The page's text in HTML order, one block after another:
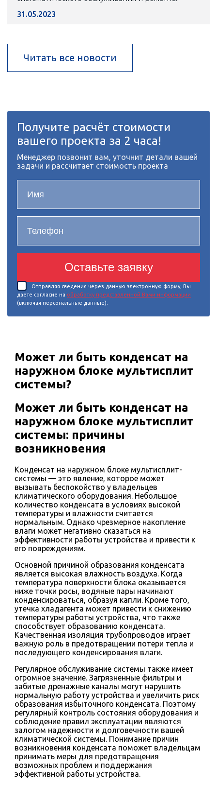
31.05.2023
Читать все новости
Получите расчёт стоимости
вашего проекта за 2 часа!
Менеджер позвонит вам, уточнит детали вашей
задачи и рассчитает стоимость проекта
Оставьте заявку
Отправляя сведения через данную электронную форму, Вы
даете согласие на обработку представленной Вами информации
(включая персональные данные).
Может ли быть конденсат на
наружном блоке мультисплит
системы?
Может ли быть конденсат на
наружном блоке мультисплит
системы: причины
возникновения
Конденсат на наружном блоке мультисплит-
системы — это явление, которое может
вызывать беспокойство у владельцев
климатического оборудования. Небольшое
количество конденсата в условиях высокой
температуры и влажности считается
нормальным. Однако чрезмерное накопление
влаги может негативно сказаться на
эффективности работы устройства и привести к
его повреждениям.
Основной причиной образования конденсата
является высокая влажность воздуха. Когда
температура поверхности блока оказывается
ниже точки росы, водяные пары начинают
конденсироваться, образуя капли. Кроме того,
утечка хладагента может привести к снижению
температуры работы устройства, что также
способствует образованию конденсата.
Качественная изоляция трубопроводов играет
важную роль в предотвращении потери тепла и
последующего конденсирования влаги.
Регулярное обслуживание системы также имеет
огромное значение. Загрязненные фильтры и
забитые дренажные каналы могут нарушить
нормальную работу устройства и увеличить риск
образования избыточного конденсата. Поэтому
регулярный контроль состояния оборудования и
соблюдение правил эксплуатации являются
залогом надежности и долговечности вашей
климатической системы. Понимание причин
возникновения конденсата поможет владельцам
принимать меры для предотвращения
возможных проблем и поддержания
эффективной работы устройства.